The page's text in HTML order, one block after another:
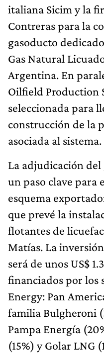
italiana Sicim y la
Contreras para la
gasoducto
Gas Natural
Argentina. En
Oilfield Production
seleccionada para
construcción de la
asociada al sistema.
La adjudicación
un paso clave para
esquema
que prevé la
flotantes de
Matías. La
será de unos US$
financiados por los
Energy: Pan
familia Bulgheroni
Pampa Energía
(15%) y Golar LNG